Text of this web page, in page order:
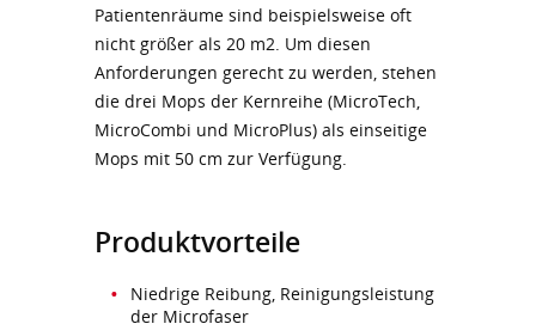
Patientenräume sind beispielsweise oft
nicht größer als 20 m2. Um diesen
Anforderungen gerecht zu werden, stehen
die drei Mops der Kernreihe (MicroTech,
MicroCombi und MicroPlus) als einseitige
Mops mit 50 cm zur Verfügung.
Produktvorteile
Niedrige Reibung, Reinigungsleistung
der Microfaser